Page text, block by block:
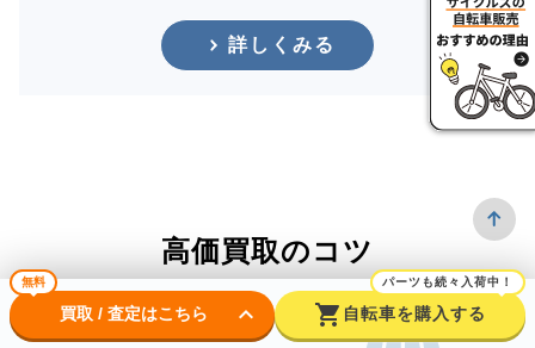
詳しくみる
高価買取のコツ
無料
買取 / 査定はこちら keyboard_arrow_down shopping_cart
パーツも続々入荷中！
自転車を購入する